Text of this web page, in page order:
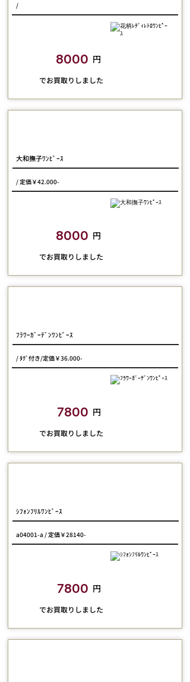
/
8000 円
​でお買取りしました
大和撫子ﾜﾝﾋﾟｰｽ
/ 定価￥42.000-
8000 円
​でお買取りしました
ﾌﾗﾜｰｶﾞｰﾃﾞﾝﾜﾝﾋﾟｰｽ
/ ﾀｸﾞ付き/定価￥36.000-
7800 円
​でお買取りしました
ｼﾌｫﾝﾌﾘﾙﾜﾝﾋﾟｰｽ
a04001-a / 定価￥28140-
7800 円
​でお買取りしました